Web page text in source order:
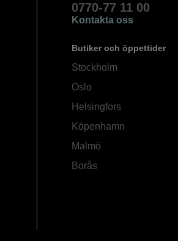
0770-77 11 00
Kontakta oss
Butiker och öppettider
Stockholm
Oslo
Helsingfors
Köpenhamn
Malmö
Borås